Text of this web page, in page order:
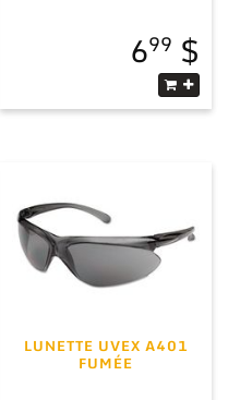
699
LUNETTE UVEX A401
FUMÉE